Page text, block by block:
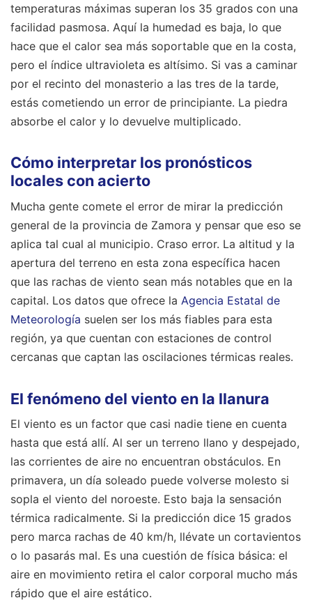
temperaturas máximas superan los 35 grados con una
facilidad pasmosa. Aquí la humedad es baja, lo que
hace que el calor sea más soportable que en la costa,
pero el índice ultravioleta es altísimo. Si vas a caminar
por el recinto del monasterio a las tres de la tarde,
estás cometiendo un error de principiante. La piedra
absorbe el calor y lo devuelve multiplicado.
Cómo interpretar los pronósticos
locales con acierto
Mucha gente comete el error de mirar la predicción
general de la provincia de Zamora y pensar que eso se
aplica tal cual al municipio. Craso error. La altitud y la
apertura del terreno en esta zona específica hacen
que las rachas de viento sean más notables que en la
capital. Los datos que ofrece la Agencia Estatal de
Meteorología suelen ser los más fiables para esta
región, ya que cuentan con estaciones de control
cercanas que captan las oscilaciones térmicas reales.
El fenómeno del viento en la llanura
El viento es un factor que casi nadie tiene en cuenta
hasta que está allí. Al ser un terreno llano y despejado,
las corrientes de aire no encuentran obstáculos. En
primavera, un día soleado puede volverse molesto si
sopla el viento del noroeste. Esto baja la sensación
térmica radicalmente. Si la predicción dice 15 grados
pero marca rachas de 40 km/h, llévate un cortavientos
o lo pasarás mal. Es una cuestión de física básica: el
aire en movimiento retira el calor corporal mucho más
rápido que el aire estático.